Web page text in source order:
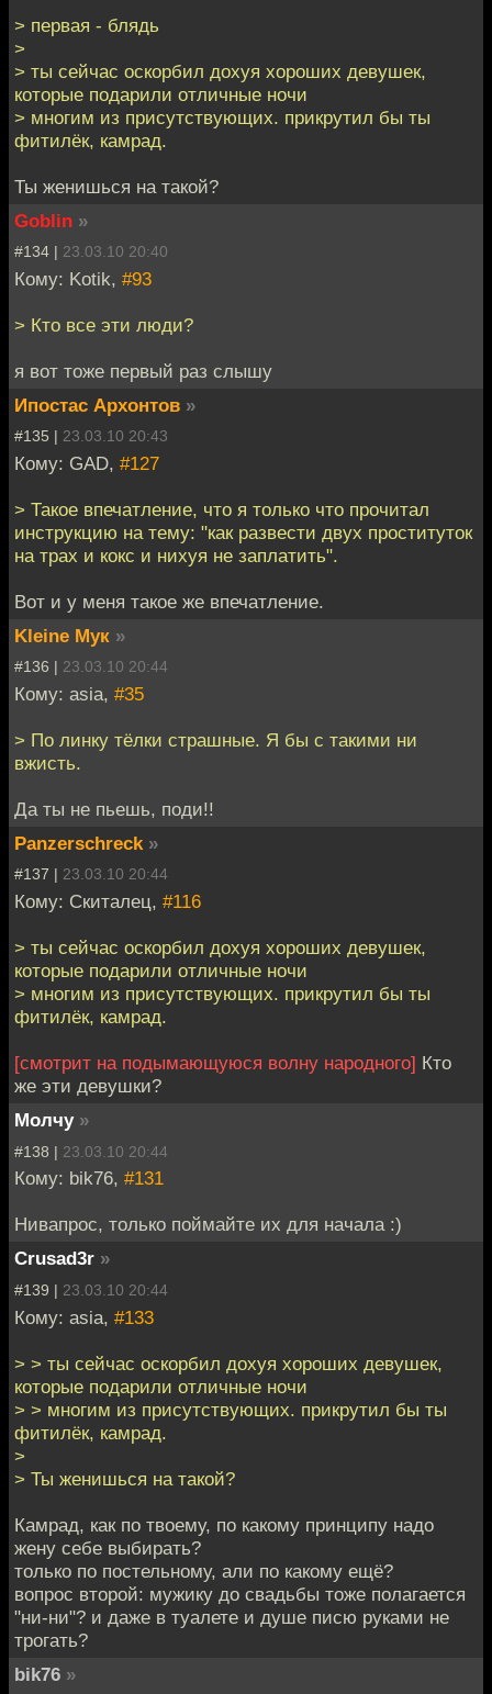
> первая - блядь
>
> ты сейчас оскорбил дохуя хороших девушек,
которые подарили отличные ночи
> многим из присутствующих. прикрутил бы ты
фитилёк, камрад.
Ты женишься на такой?
Goblin »
#134 | 23.03.10 20:40
Кому: Kotik, #93
> Кто все эти люди?
я вот тоже первый раз слышу
Ипостас Архонтов »
#135 | 23.03.10 20:43
Кому: GAD, #127
> Такое впечатление, что я только что прочитал
инструкцию на тему: "как развести двух проституток
на трах и кокс и нихуя не заплатить".
Вот и у меня такое же впечатление.
Kleine Мук »
#136 | 23.03.10 20:44
Кому: asia, #35
> По линку тёлки страшные. Я бы с такими ни
вжисть.
Да ты не пьешь, поди!!
Panzerschreck »
#137 | 23.03.10 20:44
Кому: Скиталец, #116
> ты сейчас оскорбил дохуя хороших девушек,
которые подарили отличные ночи
> многим из присутствующих. прикрутил бы ты
фитилёк, камрад.
[смотрит на подымающуюся волну народного] Кто
же эти девушки?
Молчу »
#138 | 23.03.10 20:44
Кому: bik76, #131
Нивапрос, только поймайте их для начала :)
Crusad3r »
#139 | 23.03.10 20:44
Кому: asia, #133
> > ты сейчас оскорбил дохуя хороших девушек,
которые подарили отличные ночи
> > многим из присутствующих. прикрутил бы ты
фитилёк, камрад.
>
> Ты женишься на такой?
Камрад, как по твоему, по какому принципу надо
жену себе выбирать?
только по постельному, али по какому ещё?
вопрос второй: мужику до свадьбы тоже полагается
"ни-ни"? и даже в туалете и душе писю руками не
трогать?
bik76 »